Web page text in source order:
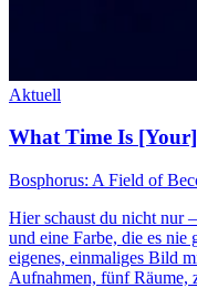
Aktuell
What Time Is
Bosphorus: A Field of
Hier schaust du nicht nur
und eine Farbe, die es nie
eigenes, einmaliges Bild
Aufnahmen, fünf Räume,